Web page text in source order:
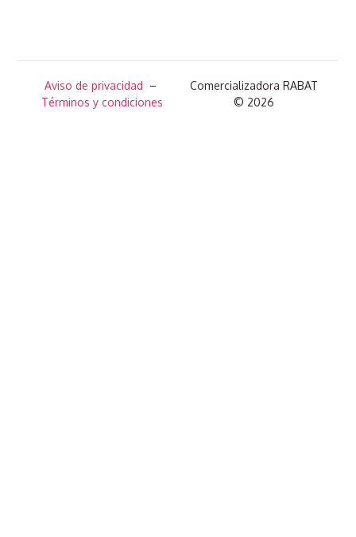
Aviso de privacidad –
Términos y condiciones
Comercializadora RABAT
© 2026